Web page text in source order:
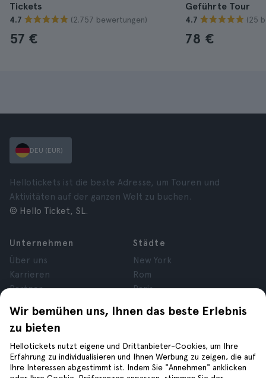
Tickets
4.7 (2.757 bewertungen)
57 €
Geführte Tour
4.7 (25
78 €
Wir bemühen uns, Ihnen das beste Erlebnis
zu bieten
Hellotickets nutzt eigene und Drittanbieter-Cookies, um Ihre
Erfahrung zu individualisieren und Ihnen Werbung zu zeigen, die auf
Ihre Interessen abgestimmt ist. Indem Sie "Annehmen" anklicken
DEU (EUR)
Hellotickets ist die beste Adresse, um Touren und
Aktivitäten auf der ganzen Welt zu buchen.
© Hello Ticket, SL.
Unternehmen
Über uns
Karrieren
Partner
Datenschutz
Allgemeine
Geschäftsbedingungen
Cookies
Impressum
Städte
New York
Rom
Paris
Granada
Teneriffa